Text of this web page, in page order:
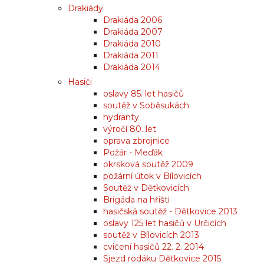
Drakiády
Drakiáda 2006
Drakiáda 2007
Drakiáda 2010
Drakiáda 2011
Drakiáda 2014
Hasiči
oslavy 85. let hasičů
soutěž v Soběsukách
hydranty
výročí 80. let
oprava zbrojnice
Požár - Meďák
okrsková soutěž 2009
požární útok v Bílovicích
Soutěž v Dětkovicích
Brigáda na hřišti
hasičská soutěž - Dětkovice 2013
oslavy 125 let hasičů v Určicích
soutěž v Bílovicích 2013
cvičení hasičů 22. 2. 2014
Sjezd rodáku Dětkovice 2015